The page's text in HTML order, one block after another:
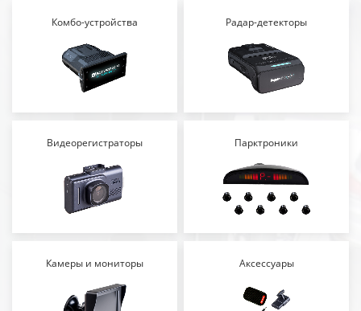
Комбо-устройства Радар-детекторы
Видеорегистраторы Парктроники
Камеры и мониторы Аксессуары